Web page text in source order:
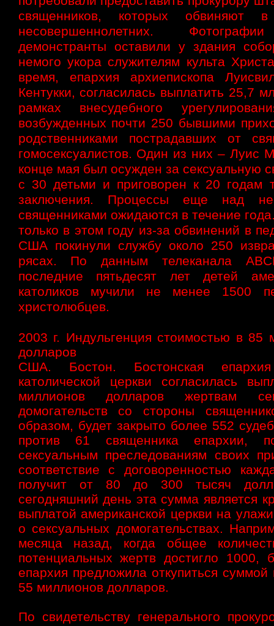
священников, которых обвиняют
несовершеннолетних.
демонстранты оставили у здания
немого укора служителям культа
время, епархия архиепископа
Кентукки, согласилась выплатить 25,7
рамках внесудебного
возбужденных почти 250 бывшими
родственниками пострадавших от
гомосексуалистов. Один из них – Луис
конце мая был осужден за сексуальную
с 30 детьми и приговорен к 20 годам
заключения. Процессы еще над
священниками ожидаются в течение
только в этом году из-за обвинений в
США покинули службу около 250
рясах. По данным телеканала
последние пятьдесят лет детей
католиков мучили не менее 1500
христолюбцев.
2003 г. Индульгенция стоимостью в 85
долларов
США. Бостон. Бостонская
католической церкви согласилась
миллионов долларов жертвам
домогательств со стороны
образом, будет закрыто более 552
против 61 священника епархии,
сексуальным преследованиям своих
соответствие с договоренностью
получит от 80 до 300 тысяч
сегодняшний день эта сумма является
выплатой американской церкви на
о сексуальных домогательствах.
месяца назад, когда общее
потенциальных жертв достигло 1000,
епархия предложила откупиться суммой
55 миллионов долларов.
По свидетельству генерального